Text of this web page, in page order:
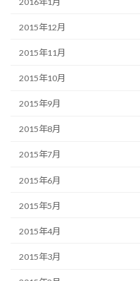
2015年12月
2015年11月
2015年10月
2015年9月
2015年8月
2015年7月
2015年6月
2015年5月
2015年4月
2015年3月